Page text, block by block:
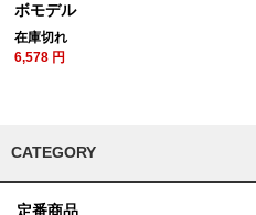
ボモデル
在庫切れ
6,578 円
CATEGORY
定番商品